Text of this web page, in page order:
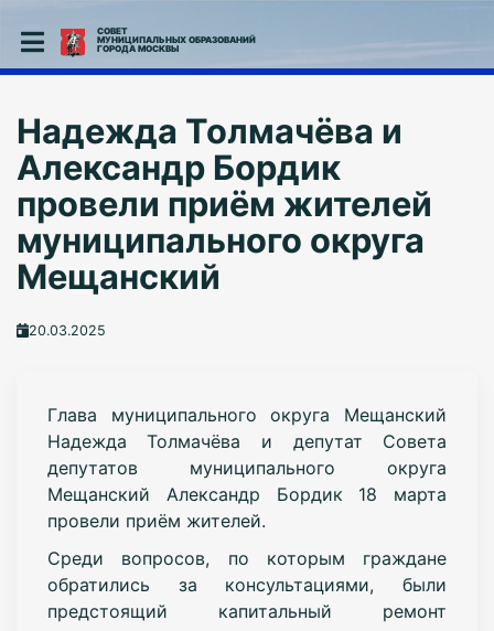
СОВЕТ
МУНИЦИПАЛЬНЫХ ОБРАЗОВАНИЙ
ГОРОДА МОСКВЫ
Надежда Толмачёва и
Александр Бордик
провели приём жителей
муниципального округа
Мещанский
20.03.2025
Глава муниципального округа Мещанский
Надежда Толмачёва и депутат Совета
депутатов муниципального округа
Мещанский Александр Бордик 18 марта
провели приём жителей.
Среди вопросов, по которым граждане
обратились за консультациями, были
предстоящий капитальный ремонт